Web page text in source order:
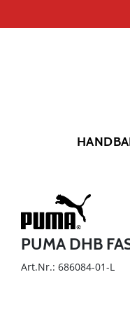
PUMA DHB
Art.Nr.: 686084-01-L